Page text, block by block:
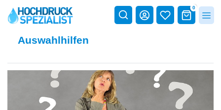
0
Auswahlhilfen